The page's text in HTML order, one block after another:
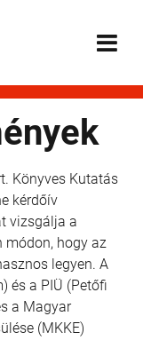
Könyves Kutatás
kérdőív
vizsgálja a
módon, hogy az
legyen. A
és a PIÜ (Petőfi
a Magyar
(MKKE)